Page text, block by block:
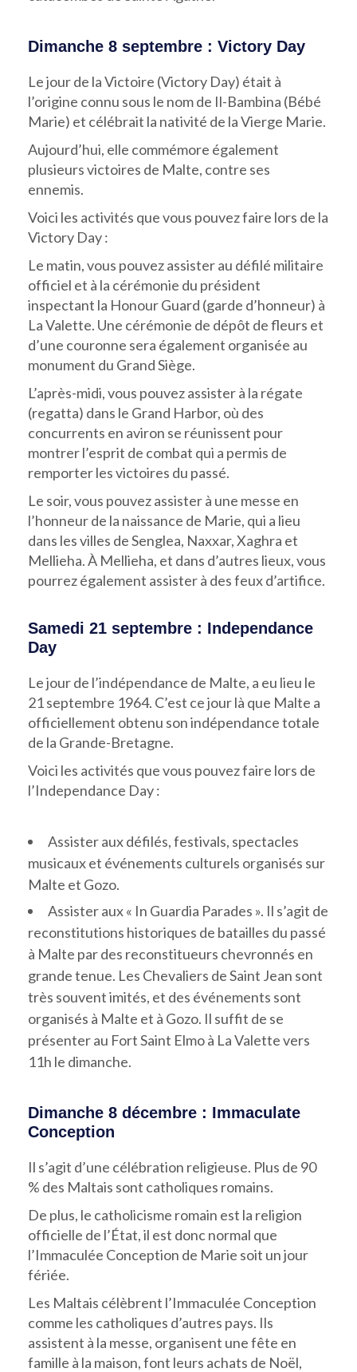
Dimanche 8 septembre : Victory Day
Le jour de la Victoire (Victory Day) était à
l’origine connu sous le nom de Il-Bambina (Bébé
Marie) et célébrait la nativité de la Vierge Marie.
Aujourd’hui, elle commémore également
plusieurs victoires de Malte, contre ses
ennemis.
Voici les activités que vous pouvez faire lors de la
Victory Day :
Le matin, vous pouvez assister au défilé militaire
officiel et à la cérémonie du président
inspectant la Honour Guard (garde d’honneur) à
La Valette. Une cérémonie de dépôt de fleurs et
d’une couronne sera également organisée au
monument du Grand Siège.
L’après-midi, vous pouvez assister à la régate
(regatta) dans le Grand Harbor, où des
concurrents en aviron se réunissent pour
montrer l’esprit de combat qui a permis de
remporter les victoires du passé.
Le soir, vous pouvez assister à une messe en
l’honneur de la naissance de Marie, qui a lieu
dans les villes de Senglea, Naxxar, Xaghra et
Mellieha. À Mellieha, et dans d’autres lieux, vous
pourrez également assister à des feux d’artifice.
Samedi 21 septembre : Independance
Day
Le jour de l’indépendance de Malte, a eu lieu le
21 septembre 1964. C’est ce jour là que Malte a
officiellement obtenu son indépendance totale
de la Grande-Bretagne.
Voici les activités que vous pouvez faire lors de
l’Independance Day :
Assister aux défilés, festivals, spectacles
musicaux et événements culturels organisés sur
Malte et Gozo.
Assister aux « In Guardia Parades ». Il s’agit de
reconstitutions historiques de batailles du passé
à Malte par des reconstitueurs chevronnés en
grande tenue. Les Chevaliers de Saint Jean sont
très souvent imités, et des événements sont
organisés à Malte et à Gozo. Il suffit de se
présenter au Fort Saint Elmo à La Valette vers
11h le dimanche.
Dimanche 8 décembre : Immaculate
Conception
Il s’agit d’une célébration religieuse. Plus de 90
% des Maltais sont catholiques romains.
De plus, le catholicisme romain est la religion
officielle de l’État, il est donc normal que
l’Immaculée Conception de Marie soit un jour
fériée.
Les Maltais célèbrent l’Immaculée Conception
comme les catholiques d’autres pays. Ils
assistent à la messe, organisent une fête en
famille à la maison, font leurs achats de Noël,